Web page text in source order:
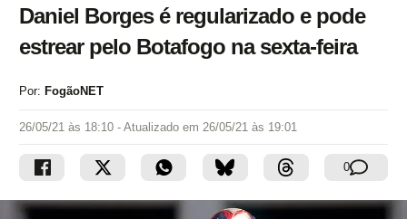
Daniel Borges é regularizado e pode
estrear pelo Botafogo na sexta-feira
Por: FogãoNET
26/05/21 às 18:10 - Atualizado em 26/05/21 às 19:01
0